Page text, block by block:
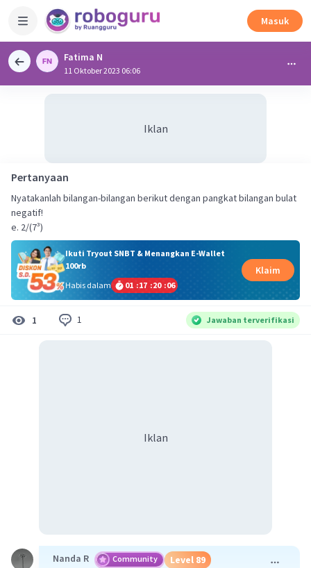
Masuk
Fatima N
11 Oktober 2023 06:06
Iklan
Pertanyaan
Nyatakanlah bilangan-bilangan berikut dengan pangkat bilangan bulat
negatif!
e. 2/(7³)
Ikuti Tryout SNBT & Menangkan E-Wallet
100rb
Habis dalam
01 :17 :20 :06
Klaim
1 1 Jawaban terverifikasi
Iklan
Nanda R Community Level 89